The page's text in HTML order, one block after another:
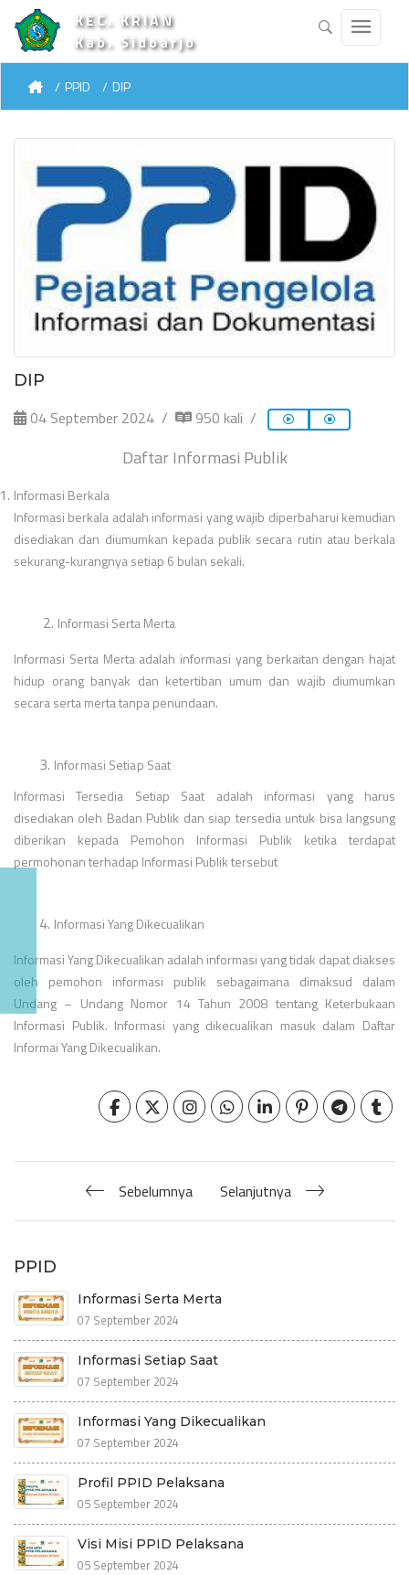
KEC. KRIAN
Kab. Sidoarjo
PPID DIP
DIP
04 September 2024 950 kali
Daftar Informasi Publik
Informasi Berkala
Informasi berkala adalah informasi yang wajib diperbaharui kemudian
disediakan dan diumumkan kepada publik secara rutin atau berkala
sekurang-kurangnya setiap 6 bulan sekali.
2. Informasi Serta Merta
Informasi Serta Merta adalah informasi yang berkaitan dengan hajat
hidup orang banyak dan ketertiban umum dan wajib diumumkan
secara serta merta tanpa penundaan.
3. Informasi Setiap Saat
Informasi Tersedia Setiap Saat adalah informasi yang harus
disediakan oleh Badan Publik dan siap tersedia untuk bisa langsung
diberikan kepada Pemohon Informasi Publik ketika terdapat
permohonan terhadap Informasi Publik tersebut
4. Informasi Yang Dikecualikan
InformasiYang Dikecualikan adalah informasi yang tidak dapat diakses
oleh pemohon informasi publik sebagaimana dimaksud dalam
Undang – Undang Nomor 14 Tahun 2008 tentang Keterbukaan
Informasi Publik. Informasi yang dikecualikan masuk dalam Daftar
Informai Yang Dikecualikan.
Sebelumnya Selanjutnya
PPID
Informasi Serta Merta
07 September 2024
Informasi Setiap Saat
07 September 2024
Informasi Yang Dikecualikan
07 September 2024
Profil PPID Pelaksana
05 September 2024
Visi Misi PPID Pelaksana
05 September 2024